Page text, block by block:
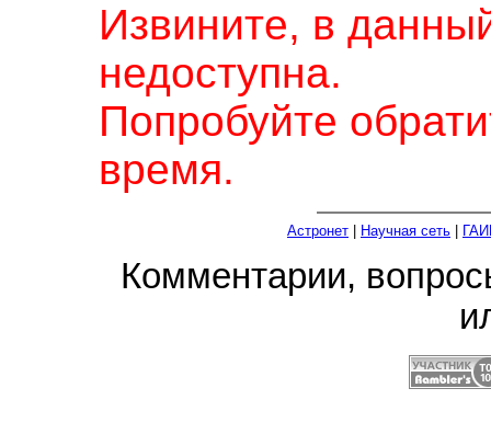
Извините, в
недоступна.
Попробуйте
время.
Астронет Научная сеть
Комментарии,